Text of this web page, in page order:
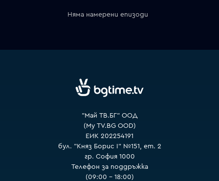
Няма намерени епизоди
"Май ТВ.БГ" ООД
(My TV.BG OOD)
ЕИК 202254191
бул. "Княз Борис I" №151, ет. 2
гр. София 1000
Телефон за поддръжка
(09:00 – 18:00)